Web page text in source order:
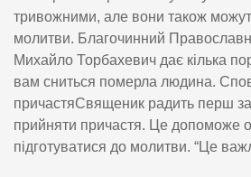
тривожними, але вони також
молитви. Благочинний
Михайло Торбахевич дає кілька
вам сниться померла людина.
причастяСвященик радить перш за
прийняти причастя. Це допоможе
підготуватися до молитви. “Це